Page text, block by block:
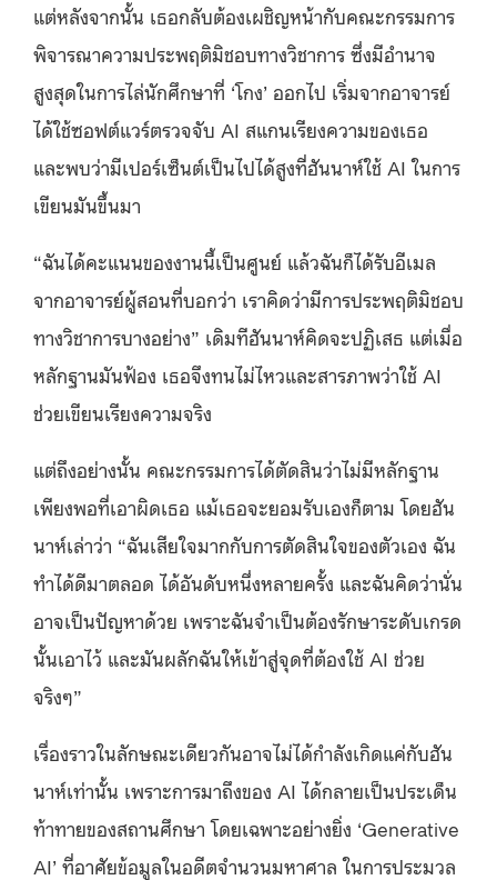
แต่หลังจากนั้น เธอกลับต้องเผชิญหน้ากับคณะกรรมการ
พิจารณาความประพฤติมิชอบทางวิชาการ ซึ่งมีอำนาจ
สูงสุดในการไล่นักศึกษาที่ ‘โกง’ ออกไป เริ่มจากอาจารย์
ได้ใช้ซอฟต์แวร์ตรวจจับ AI สแกนเรียงความของเธอ
และพบว่ามีเปอร์เซ็นต์เป็นไปได้สูงที่ฮันนาห์ใช้ AI ในการ
เขียนมันขึ้นมา
“ฉันได้คะแนนของงานนี้เป็นศูนย์ แล้วฉันก็ได้รับอีเมล
จากอาจารย์ผู้สอนที่บอกว่า เราคิดว่ามีการประพฤติมิชอบ
ทางวิชาการบางอย่าง” เดิมทีฮันนาห์คิดจะปฏิเสธ แต่เมื่อ
หลักฐานมันฟ้อง เธอจึงทนไม่ไหวและสารภาพว่าใช้ AI
ช่วยเขียนเรียงความจริง
แต่ถึงอย่างนั้น คณะกรรมการได้ตัดสินว่าไม่มีหลักฐาน
เพียงพอที่เอาผิดเธอ แม้เธอจะยอมรับเองก็ตาม โดยฮัน
นาห์เล่าว่า “ฉันเสียใจมากกับการตัดสินใจของตัวเอง ฉัน
ทำได้ดีมาตลอด ได้อันดับหนึ่งหลายครั้ง และฉันคิดว่านั่น
อาจเป็นปัญหาด้วย เพราะฉันจำเป็นต้องรักษาระดับเกรด
นั้นเอาไว้ และมันผลักฉันให้เข้าสู่จุดที่ต้องใช้ AI ช่วย
จริงๆ”
เรื่องราวในลักษณะเดียวกันอาจไม่ได้กำลังเกิดแค่กับฮัน
นาห์เท่านั้น เพราะการมาถึงของ AI ได้กลายเป็นประเด็น
ท้าทายของสถานศึกษา โดยเฉพาะอย่างยิ่ง ‘Generative
AI’ ที่อาศัยข้อมูลในอดีตจำนวนมหาศาล ในการประมวล